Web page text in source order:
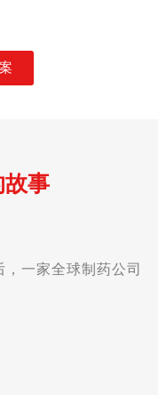
故事
一家全球制药公司